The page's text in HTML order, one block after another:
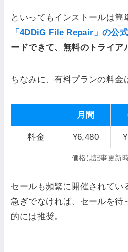
といってもインストールは簡
「4DDiG File Repair」の公
ードできて、無料のトライア
ちなみに、有料プランの料金
月間
料金 ¥6,480
価格は記事更新
セールも頻繁に開催されてい
急ぎでなければ、セールを待
的には推奨。